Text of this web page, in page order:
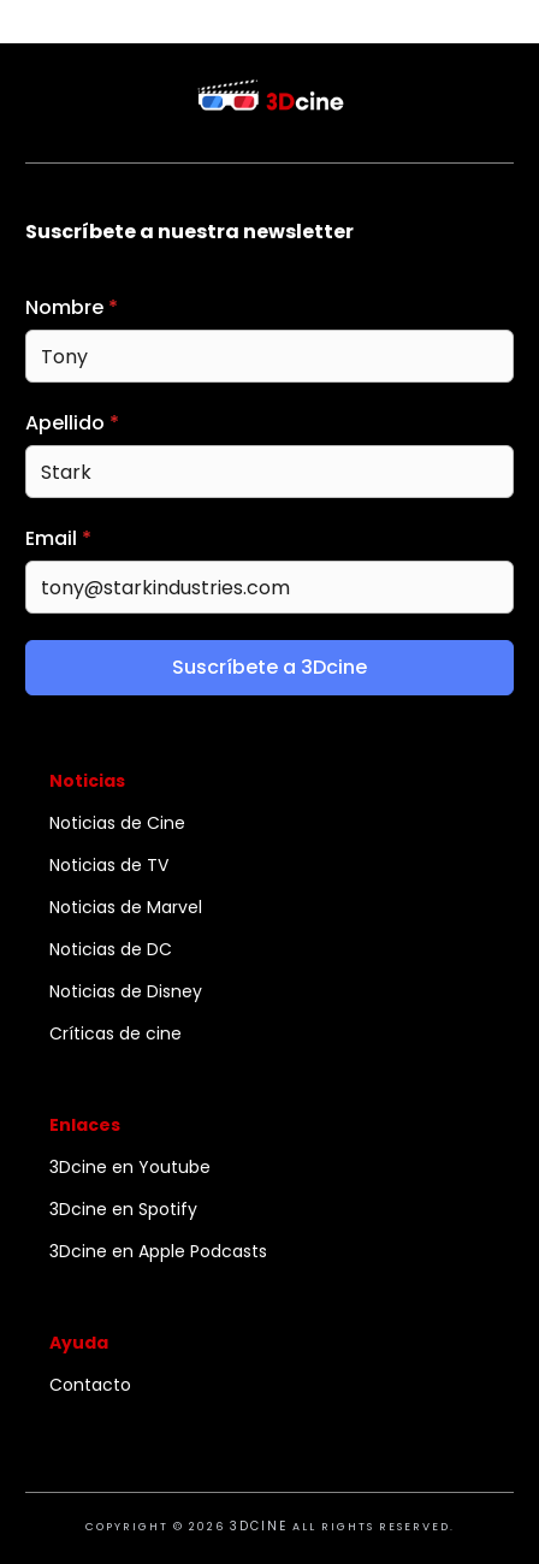
Suscríbete a nuestra newsletter
Nombre *
Apellido *
Email *
Suscríbete a 3Dcine
Noticias
Noticias de Cine
Noticias de TV
Noticias de Marvel
Noticias de DC
Noticias de Disney
Críticas de cine
Enlaces
3Dcine en Youtube
3Dcine en Spotify
3Dcine en Apple Podcasts
Ayuda
Contacto
COPYRIGHT © 2026 3DCINE ALL RIGHTS RESERVED.